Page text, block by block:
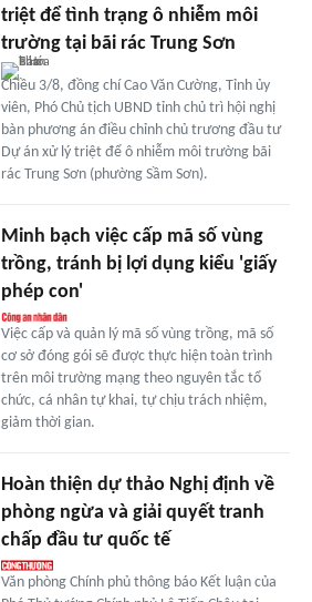
triệt để tình trạng ô nhiễm môi
trường tại bãi rác Trung Sơn
Chiều 3/8, đồng chí Cao Văn Cường, Tỉnh ủy
viên, Phó Chủ tịch UBND tỉnh chủ trì hội nghị
bàn phương án điều chỉnh chủ trương đầu tư
Dự án xử lý triệt để ô nhiễm môi trường bãi
rác Trung Sơn (phường Sầm Sơn).
Minh bạch việc cấp mã số vùng
trồng, tránh bị lợi dụng kiểu 'giấy
phép con'
Việc cấp và quản lý mã số vùng trồng, mã số
cơ sở đóng gói sẽ được thực hiện toàn trình
trên môi trường mạng theo nguyên tắc tổ
chức, cá nhân tự khai, tự chịu trách nhiệm,
giảm thời gian.
Hoàn thiện dự thảo Nghị định về
phòng ngừa và giải quyết tranh
chấp đầu tư quốc tế
Văn phòng Chính phủ thông báo Kết luận của